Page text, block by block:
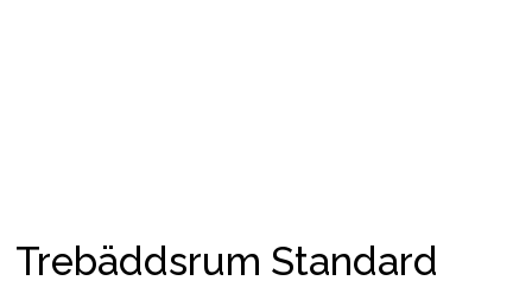
Trebäddsrum Standard